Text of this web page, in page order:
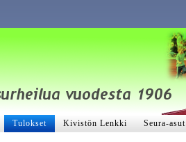
Tulokset Kivistön Lenkki Seura-asut